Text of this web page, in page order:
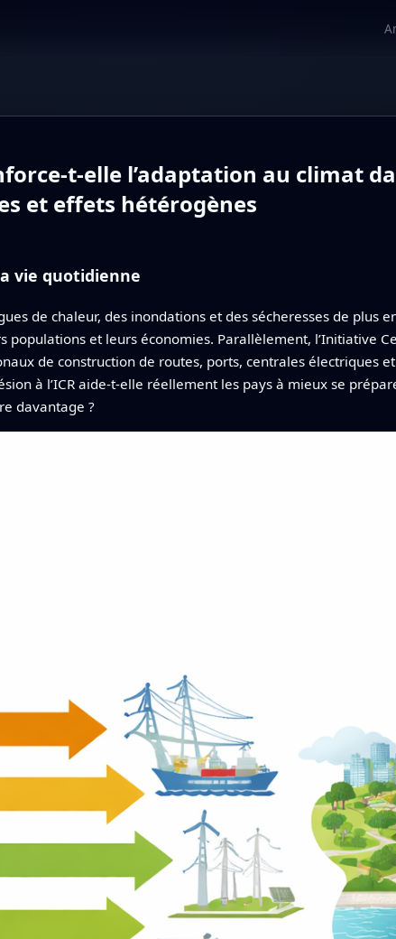
t-elle l’adaptation au climat
et effets hétérogènes
vie quotidienne
de chaleur, des inondations et des sécheresses de plus
et leurs économies. Parallèlement, l’Initiative
de construction de routes, ports, centrales électriques
à l’ICR aide-t-elle réellement les pays à mieux se
davantage ?